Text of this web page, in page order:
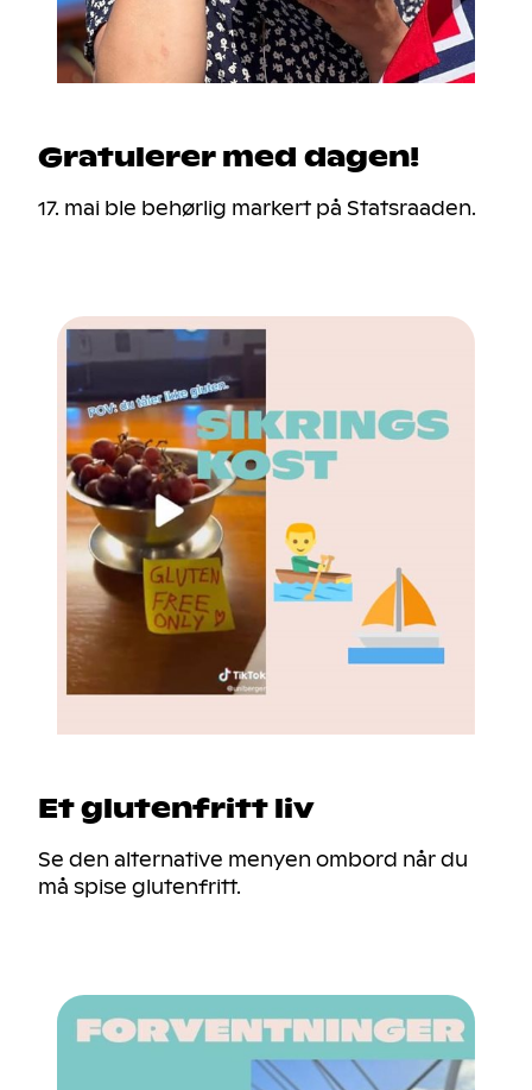
Gratulerer med dagen!
17. mai ble behørlig markert på Statsraaden.
Et glutenfritt liv
Se den alternative menyen ombord når du
må spise glutenfritt.